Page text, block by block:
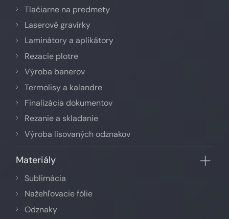
Tlačiarne na predmety
Laserové gravírky
Laminátory a aplikátory
Rezacie plotre
Výroba banerov
Termolisy a kalandre
Finalizácia dokumentov
Rezanie a skladanie
Výroba lisovaných odznakov
Materiály
Sublimácia
Nažehľovacie fólie
Odznaky